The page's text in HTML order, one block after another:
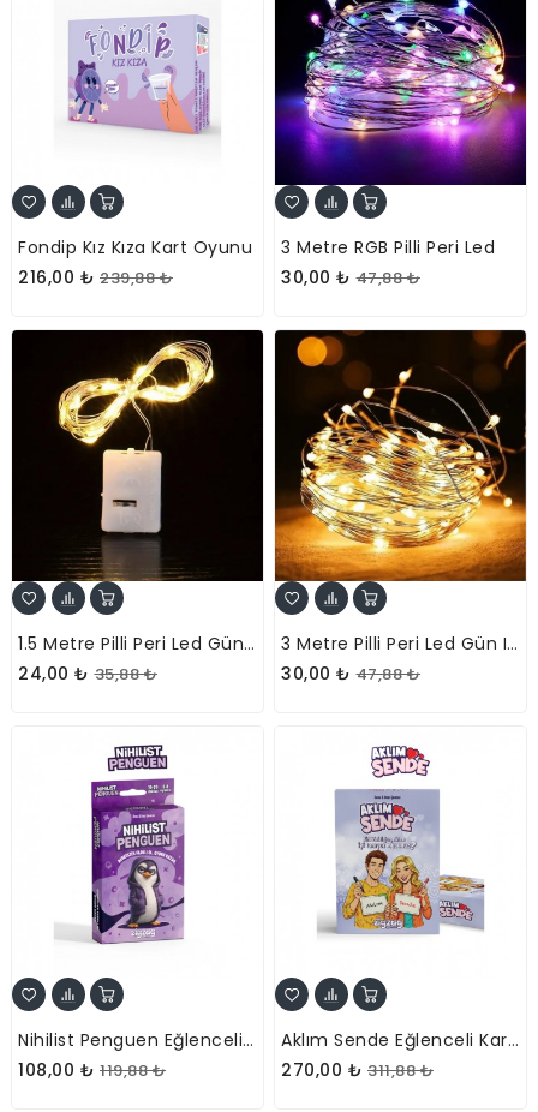
Fondip Kız Kıza Kart Oyunu
216,00 ₺ 239,88 ₺
3 Metre RGB Pilli Peri Led
30,00 ₺ 47,88 ₺
1.5 Metre Pilli Peri Led Gün Işığı
24,00 ₺ 35,88 ₺
3 Metre Pilli Peri Led Gün Işığı
30,00 ₺ 47,88 ₺
Nihilist Penguen Eğlenceli Kart Oyunu
108,00 ₺ 119,88 ₺
Aklım Sende Eğlenceli Kart Oyunu
270,00 ₺ 311,88 ₺